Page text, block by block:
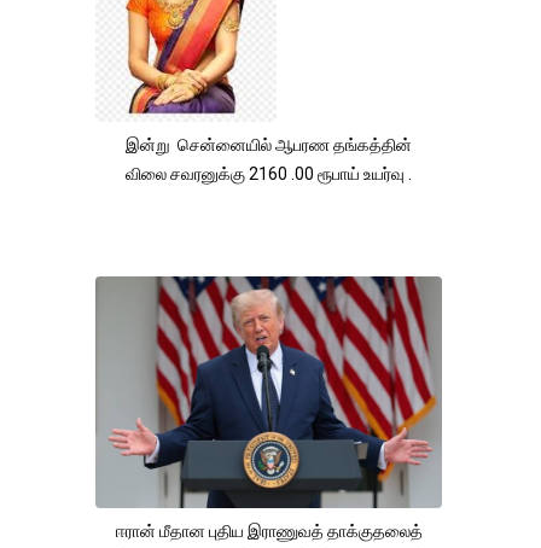
இன்று சென்னையில் ஆபரண தங்கத்தின்
விலை சவரனுக்கு 2160 .00 ரூபாய் உயர்வு .
ஈரான் மீதான புதிய இராணுவத் தாக்குதலைத்